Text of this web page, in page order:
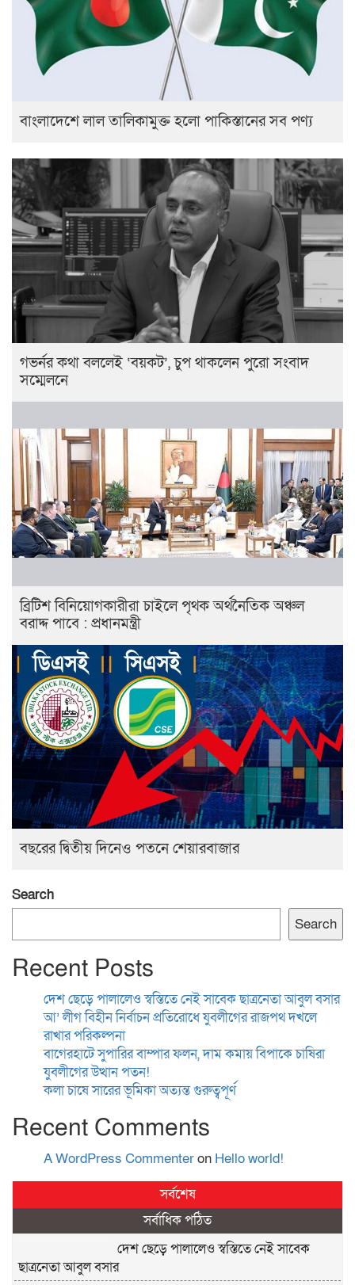
বাংলাদেশে লাল তালিকামুক্ত হলো পাকিস্তানের সব পণ্য
গভর্নর কথা বললেই ‘বয়কট’, চুপ থাকলেন পুরো সংবাদ
সম্মেলনে
ব্রিটিশ বিনিয়োগকারীরা চাইলে পৃথক অর্থনৈতিক অঞ্চল
বরাদ্দ পাবে : প্রধানমন্ত্রী
বছরের দ্বিতীয় দিনেও পতনে শেয়ারবাজার
Search
Search
Recent Posts
দেশ ছেড়ে পালালেও স্বস্তিতে নেই সাবেক ছাত্রনেতা আবুল বসার
আ’ লীগ বিহীন নির্বাচন প্রতিরোধে যুবলীগের রাজপথ দখলে
রাখার পরিকল্পনা
বাগেরহাটে সুপারির বাম্পার ফলন, দাম কমায় বিপাকে চাষিরা
যুবলীগের উত্থান পতন!
কলা চাষে সারের ভূমিকা অত্যন্ত গুরুত্বপূর্ণ
Recent Comments
A WordPress Commenteron Hello world!
সর্বশেষ
সর্বাধিক পঠিত
দেশ ছেড়ে পালালেও স্বস্তিতে নেই সাবেক
ছাত্রনেতা আবুল বসার